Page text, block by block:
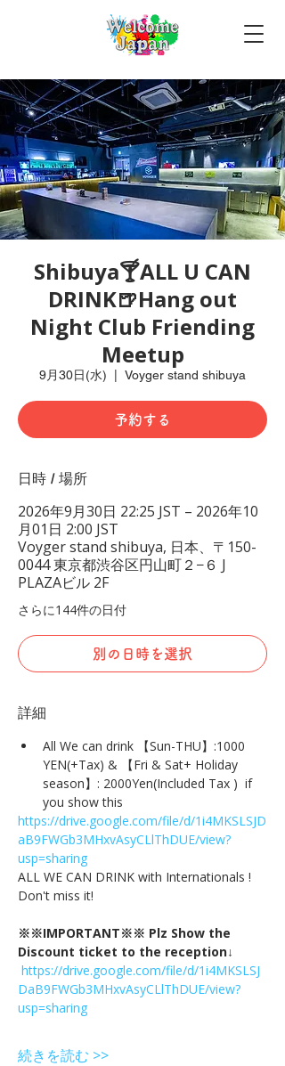
Shibuya🍸ALL U CAN
DRINK🍺Hang out
Night Club Friending
Meetup
9月30日(水) Voyger stand shibuya
予約する
日時 / 場所
2026年9月30日 22:25 JST – 2026年10
月01日 2:00 JST
Voyger stand shibuya, 日本、〒150-
0044 東京都渋谷区円山町２−６ J
PLAZAビル 2F
さらに144件の日付
別の日時を選択
詳細
All We can drink 【Sun-THU】:1000
YEN(+Tax) & 【Fri & Sat+ Holiday
season】: 2000Yen(Included Tax )  if
you show this
https://drive.google.com/file/d/1i4MKSLSJD
aB9FWGb3MHxvAsyCLlThDUE/view?
usp=sharing
ALL WE CAN DRINK with Internationals !
Don't miss it!
※※IMPORTANT※※ Plz Show the
Discount ticket to the reception↓
https://drive.google.com/file/d/1i4MKSLSJ
DaB9FWGb3MHxvAsyCLlThDUE/view?
usp=sharing
続きを読む >>